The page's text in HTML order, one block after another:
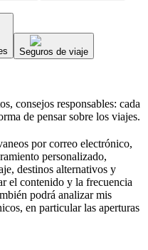
Seguros de viaje
consejos responsables: cada
de pensar sobre los viajes.
por correo electrónico,
personalizado,
destinos alternativos y
el contenido y la frecuencia
podrá analizar mis
en particular las aperturas